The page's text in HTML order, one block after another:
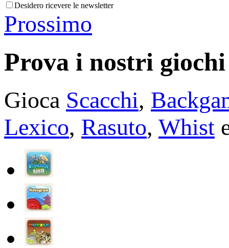
Desidero ricevere le newsletter
Prossimo
Prova i nostri giochi
Gioca Scacchi,
Lexico, Rasuto, Whist